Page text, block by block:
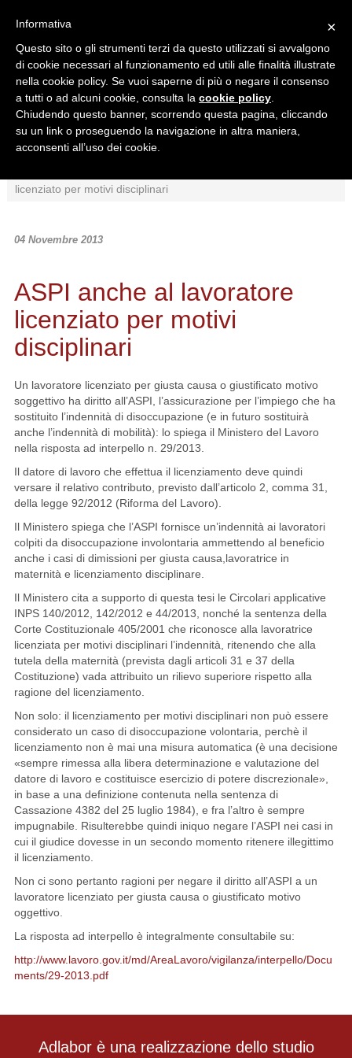
Ricerca in:
Sezione corrente
Tutto il sito
licenziato per motivi disciplinari
04 Novembre 2013
ASPI anche al lavoratore
licenziato per motivi
disciplinari
Un lavoratore licenziato per giusta causa o giustificato motivo
soggettivo ha diritto all’ASPI, l’assicurazione per l’impiego che ha
sostituito l’indennità di disoccupazione (e in futuro sostituirà
anche l’indennità di mobilità): lo spiega il Ministero del Lavoro
nella risposta ad interpello n. 29/2013.
Il datore di lavoro che effettua il licenziamento deve quindi
versare il relativo contributo, previsto dall’articolo 2, comma 31,
della legge 92/2012 (Riforma del Lavoro).
Il Ministero spiega che l’ASPI fornisce un’indennità ai lavoratori
colpiti da disoccupazione involontaria ammettendo al beneficio
anche i casi di dimissioni per giusta causa,lavoratrice in
maternità e licenziamento disciplinare.
Il Ministero cita a supporto di questa tesi le Circolari applicative
INPS 140/2012, 142/2012 e 44/2013, nonché la sentenza della
Corte Costituzionale 405/2001 che riconosce alla lavoratrice
licenziata per motivi disciplinari l’indennità, ritenendo che alla
tutela della maternità (prevista dagli articoli 31 e 37 della
Costituzione) vada attribuito un rilievo superiore rispetto alla
ragione del licenziamento.
Non solo: il licenziamento per motivi disciplinari non può essere
considerato un caso di disoccupazione volontaria, perchè il
licenziamento non è mai una misura automatica (è una decisione
«sempre rimessa alla libera determinazione e valutazione del
datore di lavoro e costituisce esercizio di potere discrezionale»,
in base a una definizione contenuta nella sentenza di
Cassazione 4382 del 25 luglio 1984), e fra l’altro è sempre
impugnabile. Risulterebbe quindi iniquo negare l’ASPI nei casi in
cui il giudice dovesse in un secondo momento ritenere illegittimo
il licenziamento.
Non ci sono pertanto ragioni per negare il diritto all’ASPI a un
lavoratore licenziato per giusta causa o giustificato motivo
oggettivo.
La risposta ad interpello è integralmente consultabile su:
http://www.lavoro.gov.it/md/AreaLavoro/vigilanza/interpello/Docu
ments/29-2013.pdf
Adlabor è una realizzazione dello studio
×
Informativa
Questo sito o gli strumenti terzi da questo utilizzati si avvalgono
di cookie necessari al funzionamento ed utili alle finalità illustrate
nella cookie policy. Se vuoi saperne di più o negare il consenso
a tutti o ad alcuni cookie, consulta la cookie policy
Chiudendo questo banner, scorrendo questa pagina, cliccando
su un link o proseguendo la navigazione in altra maniera,
acconsenti all’uso dei cookie.